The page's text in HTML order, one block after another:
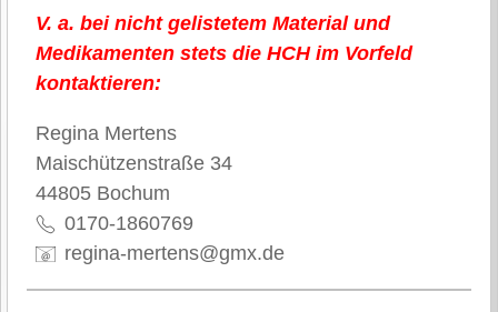
V. a. bei nicht gelistetem Material und
Medikamenten stets die HCH im Vorfeld
kontaktieren:
Regina Mertens
Maischützenstraße 34
44805 Bochum
0170-1860769
regina-mertens@gmx.de